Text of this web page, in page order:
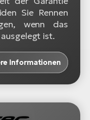
Sie Rennen
wenn das
ist.
Informationen